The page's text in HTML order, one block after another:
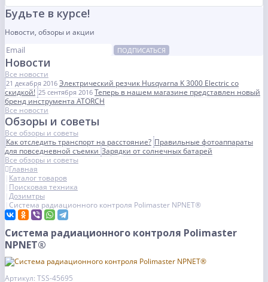
Будьте в курсе!
Новости, обзоры и акции
ПОДПИСАТЬСЯ
Новости
Все новости
21 декабря 2016 Электрический резчик Husqvarna K 3000 Electric со
скидкой! 25 сентября 2016 Теперь в нашем магазине представлен новый
бренд инструмента ATORCH
Все новости
Обзоры и советы
Все обзоры и советы
Как отследить транспорт на расстояние? Правильные фотоаппараты
для повседневной съемкиЗарядки от солнечных батарей
Все обзоры и советы
Главная
Каталог товаров
Поисковая техника
Дозимтры
Cистема радиационного контроля Polimaster NPNET®
Cистема радиационного контроля Polimaster
NPNET®
Артикул: TSS-45695